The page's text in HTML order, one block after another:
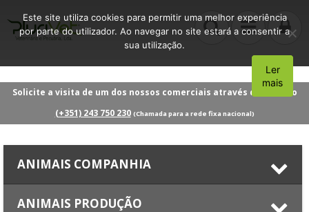
Solicite a visita de um dos nossos comerciais através do número
(+351) 243 750 230 (Chamada para a rede fixa nacional)
ANIMAIS COMPANHIA
ANIMAIS PRODUÇÃO
Este site utiliza cookies para permitir uma melhor experiência
por parte do utilizador. Ao navegar no site estará a consentir a
sua utilização.
Aceito
Ler
mais